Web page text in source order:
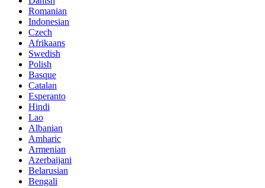
Romanian
Indonesian
Czech
Afrikaans
Swedish
Polish
Basque
Catalan
Esperanto
Hindi
Lao
Albanian
Amharic
Armenian
Azerbaijani
Belarusian
Bengali